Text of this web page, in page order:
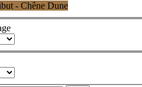
- Chêne Dune